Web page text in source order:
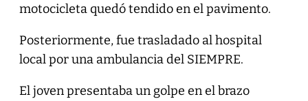
motocicleta quedó tendido en el pavimento.
Posteriormente, fue trasladado al hospital
local por una ambulancia del SIEMPRE.
El joven presentaba un golpe en el brazo